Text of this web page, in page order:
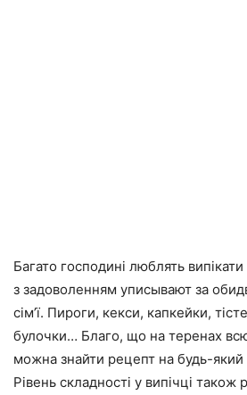
Багато господині люблять випікати
з задоволенням уписывают за
сім’ї. Пироги, кекси, капкейки,
булочки… Благо, що на теренах
можна знайти рецепт на будь-який
Рівень складності у випічці також